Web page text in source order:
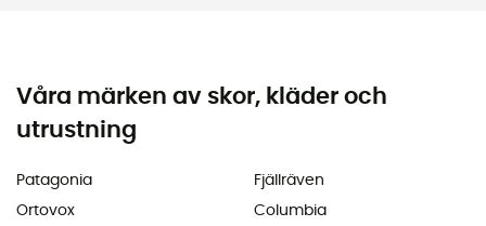
Våra märken av skor, kläder och
utrustning
Patagonia
Ortovox
Fjällräven
Columbia